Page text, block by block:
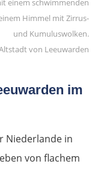
von Leeuwarden
im
Niederlande in
von flachem